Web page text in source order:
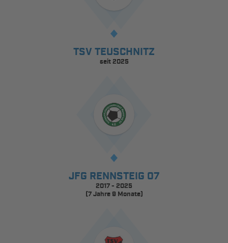
TSV TEUSCHNITZ
seit 2025
JFG RENNSTEIG 07
2017 - 2025
(7 Jahre 9 Monate)